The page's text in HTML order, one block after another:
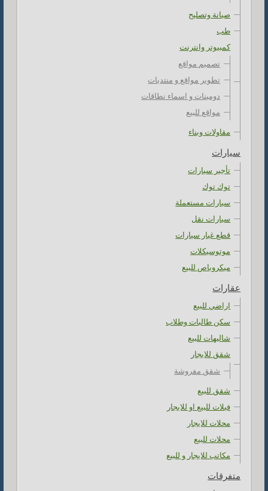
صيانة وتصليح
طب
كمبيوتر وانترنت
تصميم مواقع
تطوير مواقع و منتديات
دومينات و اسماء نطاقات
مواقع للبيع
مقاولات وبناء
سيارات
تأجير سيارات
توك توك
سيارات مستعملة
سيارات نقل
قطع غيار سيارات
موتوسيكلات
ميكروباص للبيع
عقارات
اراضي للبيع
سكن طالبات وطلاب
شاليهات للبيع
شقق للايجار
شقق مفروشة
شقق للبيع
فيلات للبيع او للايجار
محلات للايجار
محلات للبيع
مكاتب للايجار و للبيع
متفرقات